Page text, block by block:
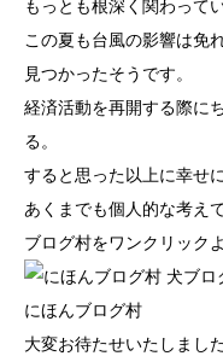
もっとも根深く関わって
この夏も台風の影響は免
見つかったそうです。
経済活動を再開する際に
る。
すると思った以上に幸せ
あくまでも個人的な考え
ブログ村をワンクリック
にほんブログ村
大変お待たせいたしました